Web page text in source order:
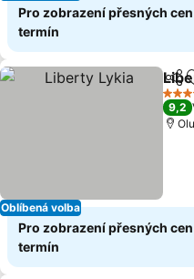
Pro zobrazení přesných
termín
Oblíbená volba
5
9,2
Pro zobrazení přesných
termín